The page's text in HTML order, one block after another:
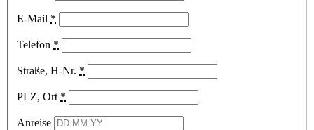
E-Mail *
Telefon *
Straße, H-Nr. *
PLZ, Ort *
Anreise